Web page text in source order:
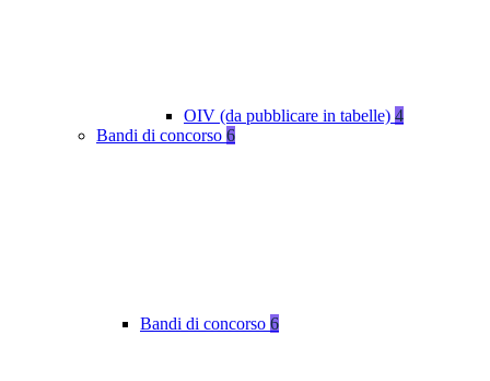
OIV (da pubblicare in tabelle) 4
Bandi di concorso 6
Bandi di concorso 6